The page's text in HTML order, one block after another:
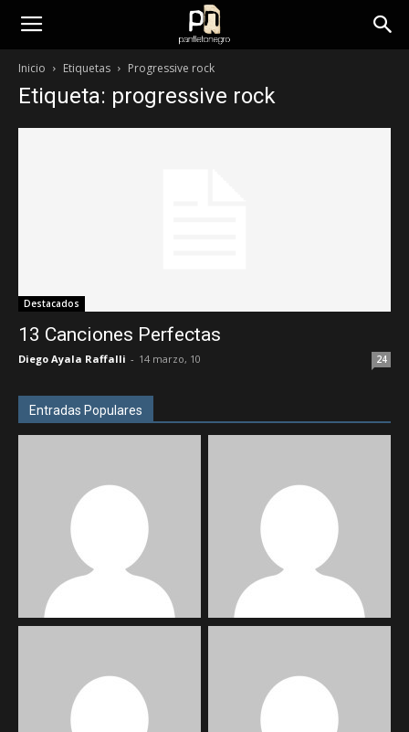
panfletonegro
Inicio Etiquetas Progressive rock
Etiqueta: progressive rock
Destacados
13 Canciones Perfectas
Diego Ayala Raffalli - 14 marzo, 10 24
Entradas Populares